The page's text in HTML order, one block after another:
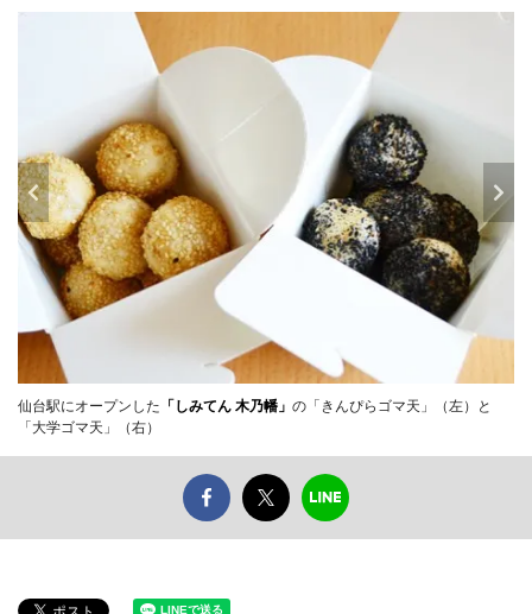
仙台駅にオープンした 「しみてん 木乃幡」 の「きんぴらゴマ天」（左）と
「大学ゴマ天」（右）